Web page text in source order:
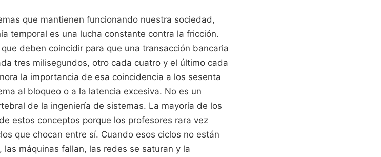
que mantienen funcionando nuestra sociedad,
temporal es una lucha constante contra la fricción.
deben coincidir para que una transacción bancaria
tres milisegundos, otro cada cuatro y el último cada
la importancia de esa coincidencia a los sesenta
al bloqueo o a la latencia excesiva. No es un
de la ingeniería de sistemas. La mayoría de los
estos conceptos porque los profesores rara vez
que chocan entre sí. Cuando esos ciclos no están
máquinas fallan, las redes se saturan y la